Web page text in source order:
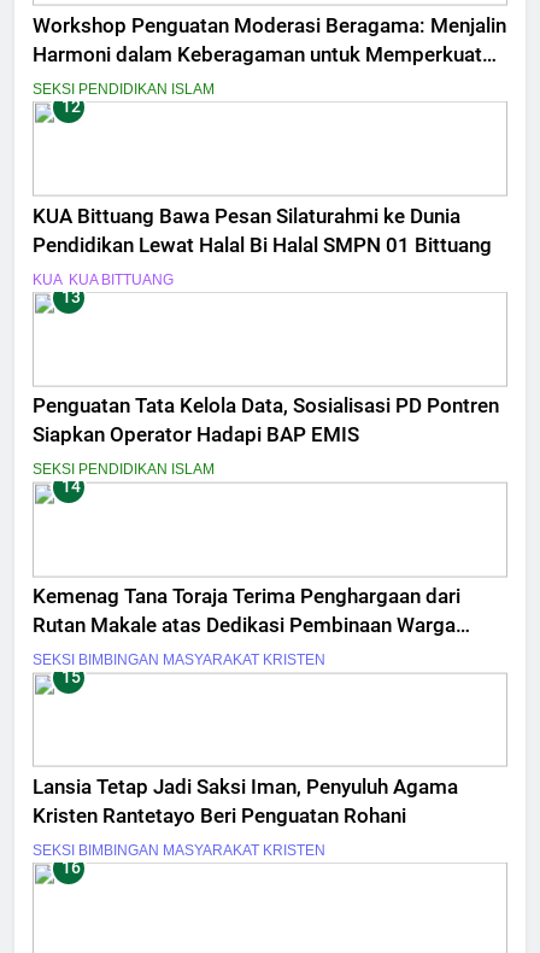
Workshop Penguatan Moderasi Beragama: Menjalin
Harmoni dalam Keberagaman untuk Memperkuat
Kebangsaan
SEKSI PENDIDIKAN ISLAM
12
KUA Bittuang Bawa Pesan Silaturahmi ke Dunia
Pendidikan Lewat Halal Bi Halal SMPN 01 Bittuang
KUA KUA BITTUANG
13
Penguatan Tata Kelola Data, Sosialisasi PD Pontren
Siapkan Operator Hadapi BAP EMIS
SEKSI PENDIDIKAN ISLAM
14
Kemenag Tana Toraja Terima Penghargaan dari
Rutan Makale atas Dedikasi Pembinaan Warga
Binaan
SEKSI BIMBINGAN MASYARAKAT KRISTEN
15
Lansia Tetap Jadi Saksi Iman, Penyuluh Agama
Kristen Rantetayo Beri Penguatan Rohani
SEKSI BIMBINGAN MASYARAKAT KRISTEN
16